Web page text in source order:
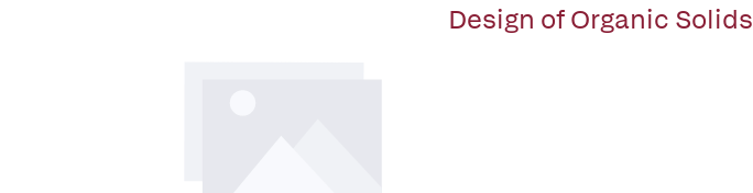
Design of Organic Solids